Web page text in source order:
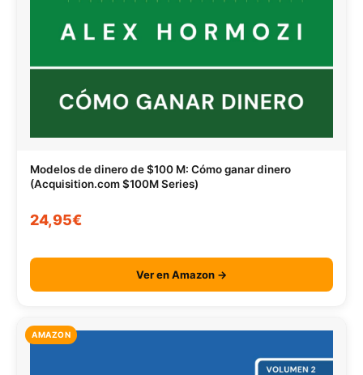
Modelos de dinero de $100 M: Cómo ganar dinero
(Acquisition.com $100M Series)
24,95€
Ver en Amazon →
AMAZON